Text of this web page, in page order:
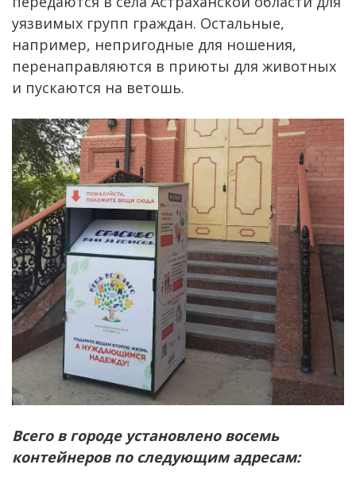
уязвимых групп граждан. Остальные,
например, непригодные для ношения,
перенаправляются в приюты для животных
и пускаются на ветошь.
Всего в городе установлено восемь
контейнеров по следующим адресам: